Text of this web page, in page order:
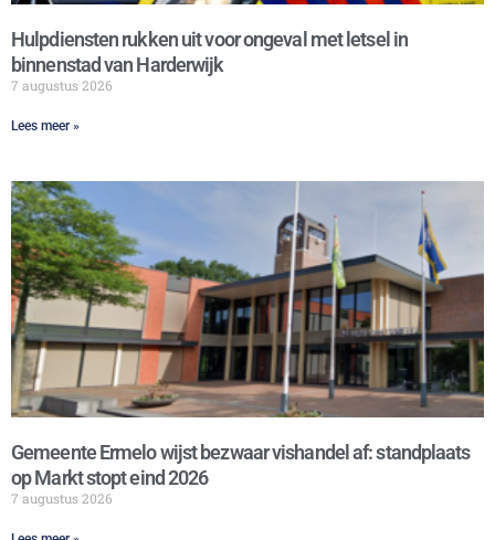
Hulpdiensten rukken uit voor ongeval met letsel in
binnenstad van Harderwijk
7 augustus 2026
Lees meer »
Gemeente Ermelo wijst bezwaar vishandel af: standplaats
op Markt stopt eind 2026
7 augustus 2026